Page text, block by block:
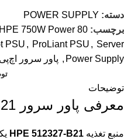
دسته: POWER SUPPLY
برچسب: 80 Plus Gold
HPE 750W Power
PSU , ProLiant PSU , Server
Power Supply
, پاور سرور اچ‌پی
توضیحات
معرفی پاور سرور HPE 512327-B21
منبع تغذیه HPE 512327-B21